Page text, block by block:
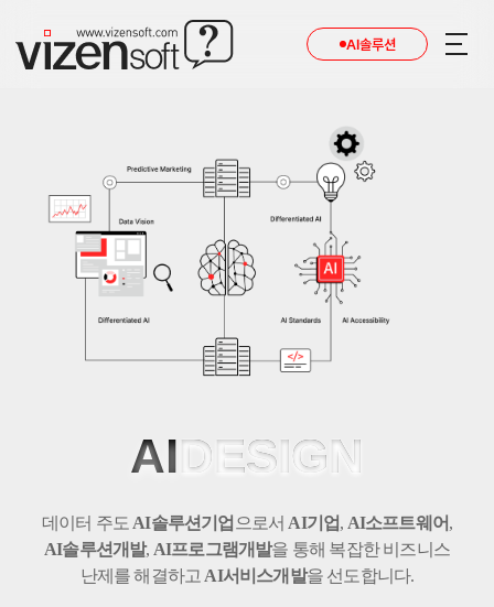
AI솔루션
AIDESIGN
데이터 주도 AI솔루션기업 으로서 AI기업, AI소프트웨어,
AI솔루션개발, AI프로그램개발을 통해 복잡한 비즈니스
난제를 해결하고 AI서비스개발을 선도합니다.